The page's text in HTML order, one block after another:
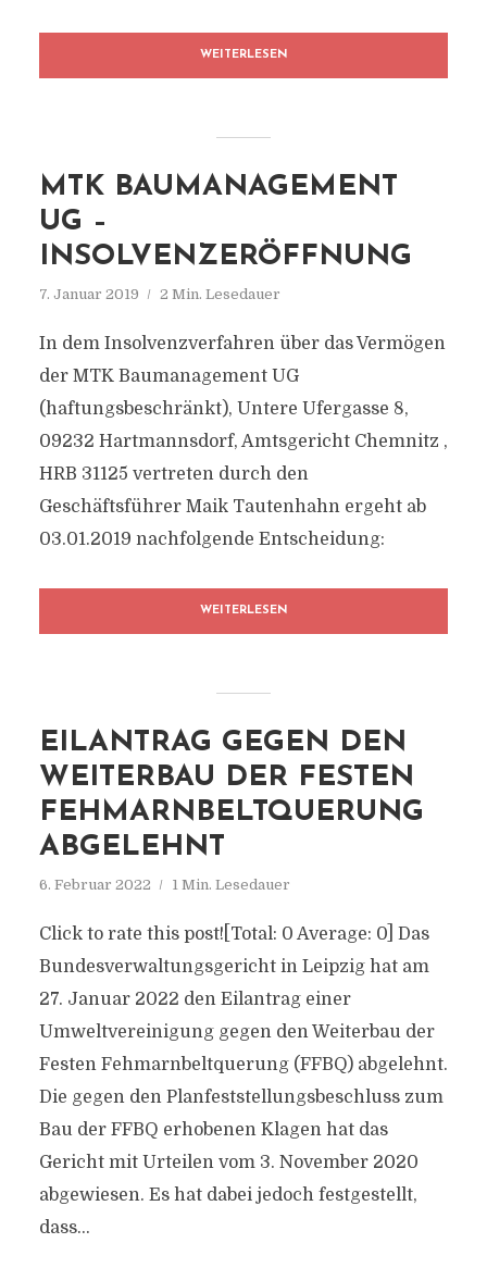
WEITERLESEN
MTK BAUMANAGEMENT
UG –
INSOLVENZERÖFFNUNG
7. Januar 2019 2 Min. Lesedauer
In dem Insolvenzverfahren über das Vermögen
der MTK Baumanagement UG
(haftungsbeschränkt), Untere Ufergasse 8,
09232 Hartmannsdorf, Amtsgericht Chemnitz ,
HRB 31125 vertreten durch den
Geschäftsführer Maik Tautenhahn ergeht ab
03.01.2019 nachfolgende Entscheidung:
WEITERLESEN
EILANTRAG GEGEN DEN
WEITERBAU DER FESTEN
FEHMARNBELTQUERUNG
ABGELEHNT
6. Februar 2022 1 Min. Lesedauer
Click to rate this post![Total: 0 Average: 0] Das
Bundesverwaltungsgericht in Leipzig hat am
27. Januar 2022 den Eilantrag einer
Umweltvereinigung gegen den Weiterbau der
Festen Fehmarnbeltquerung (FFBQ) abgelehnt.
Die gegen den Planfeststellungsbeschluss zum
Bau der FFBQ erhobenen Klagen hat das
Gericht mit Urteilen vom 3. November 2020
abgewiesen. Es hat dabei jedoch festgestellt,
dass...